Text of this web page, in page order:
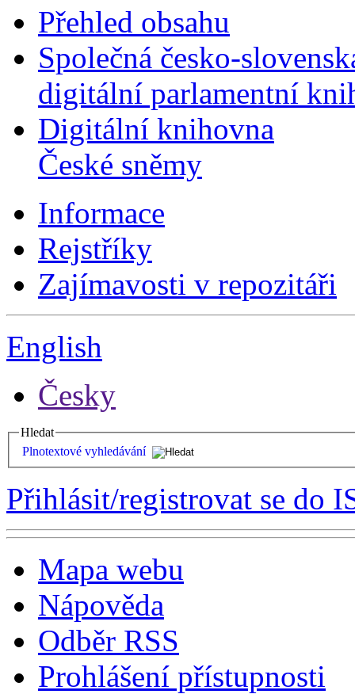
Přehled obsahu
Společná česko-
digitální parlamentní
Digitální knihovna
České sněmy
Informace
Rejstříky
Zajímavosti v repozitáři
English
Česky
Hledat
Plnotextové vyhledávání
Přihlásit/registrovat se do
Mapa webu
Nápověda
Odběr RSS
Prohlášení přístupnosti